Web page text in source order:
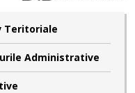
Teritoriale
Administrative